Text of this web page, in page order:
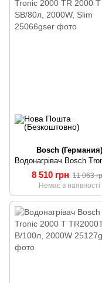
Bosch (Германия)
8 510 грн 11 063
Немає в наявності